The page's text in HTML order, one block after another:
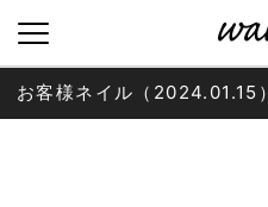
お客様ネイル（2024.01.15）